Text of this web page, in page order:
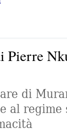
di
al regime